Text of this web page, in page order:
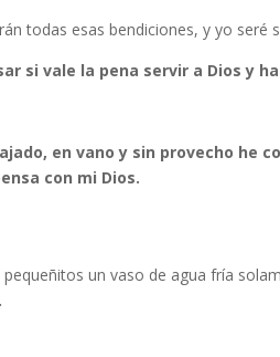
todas esas bendiciones, y yo seré
si vale la pena servir a Dios y
en vano y sin provecho he
con mi Dios.
un vaso de agua fría